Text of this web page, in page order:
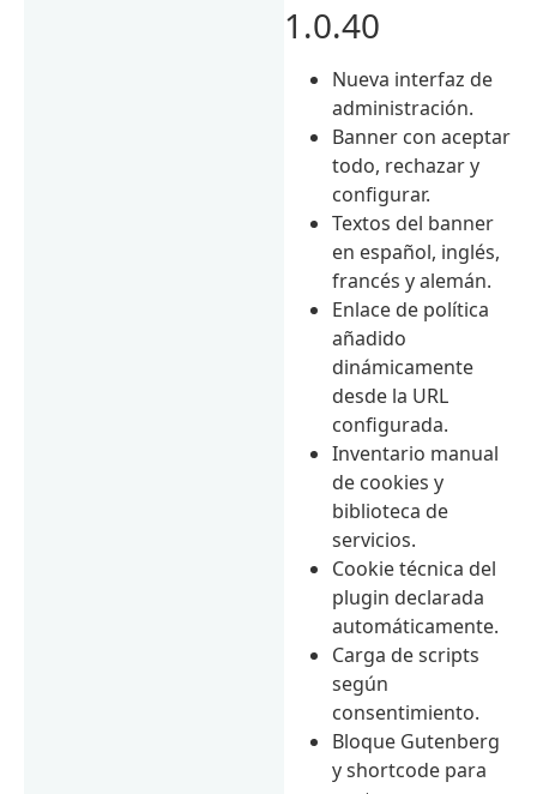
1.0.40
Nueva interfaz de
administración.
Banner con aceptar
todo, rechazar y
configurar.
Textos del banner
en español, inglés,
francés y alemán.
Enlace de política
añadido
dinámicamente
desde la URL
configurada.
Inventario manual
de cookies y
biblioteca de
servicios.
Cookie técnica del
plugin declarada
automáticamente.
Carga de scripts
según
consentimiento.
Bloque Gutenberg
y shortcode para